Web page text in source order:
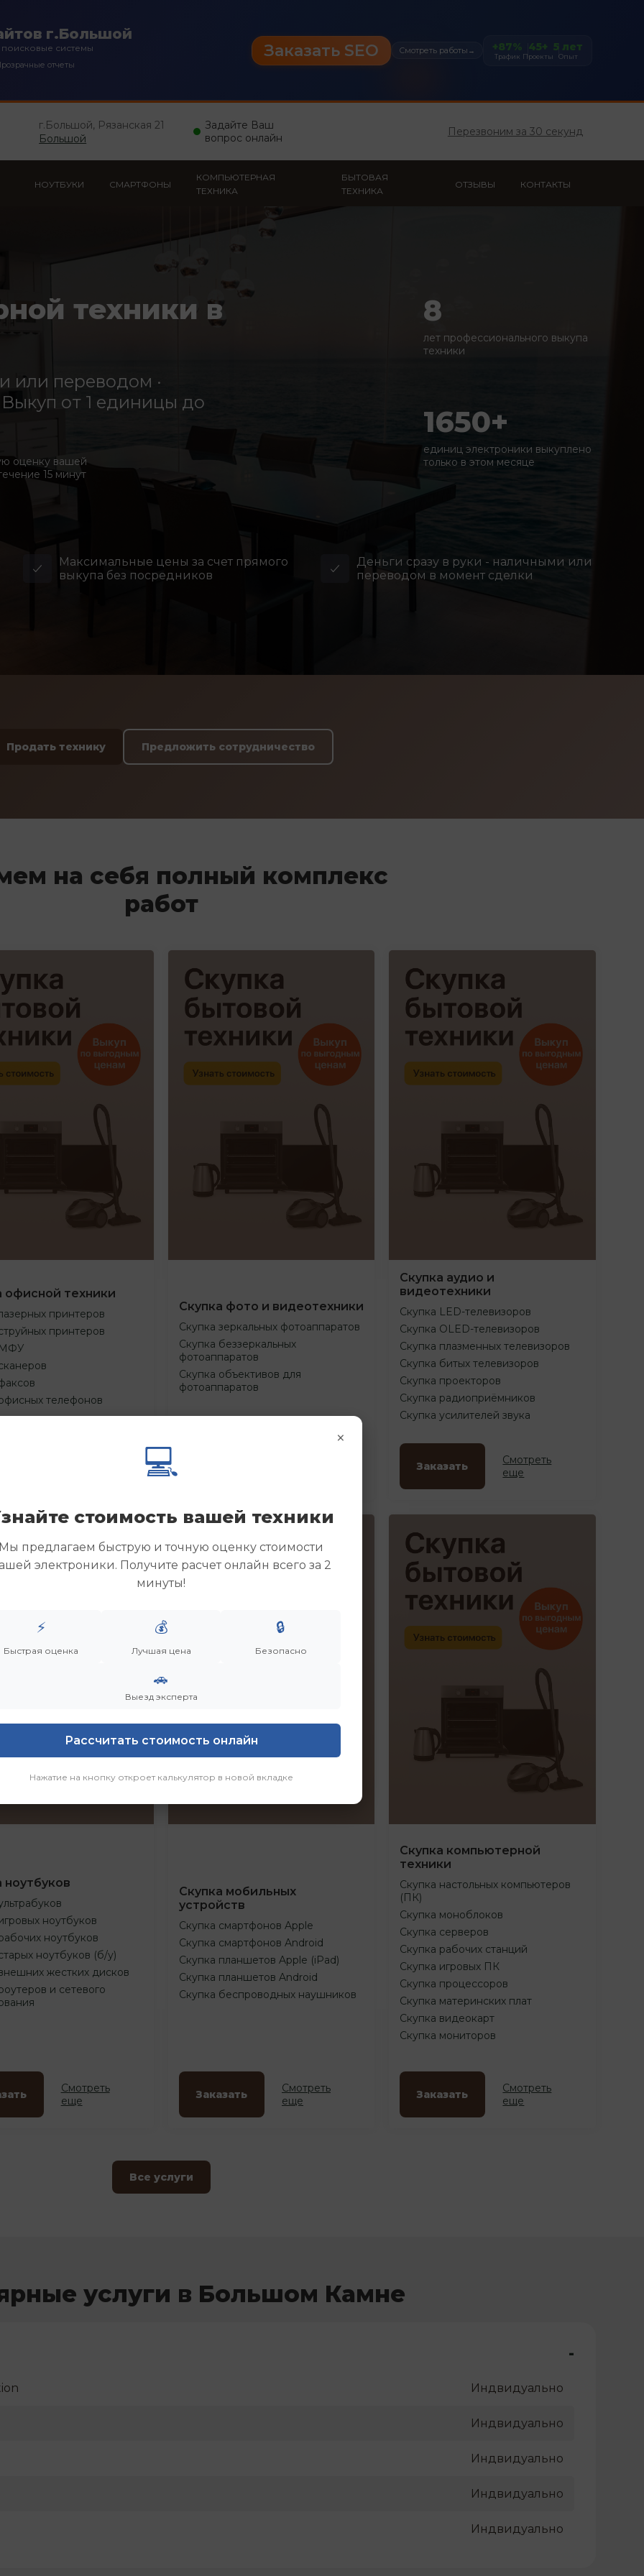
г.Большой
системы
отчеты
Заказать SEO Смотреть работы → +87%
Трафик
45+
Проекты
5 лет
Опыт
г.Большой, Рязанская 21
Большой
Задайте Ваш
вопрос онлайн
Перезвоним за 30 секунд
НОУТБУКИ СМАРТФОНЫ
КОМПЬЮТЕРНАЯ
ТЕХНИКА
БЫТОВАЯ
ТЕХНИКА
ОТЗЫВЫ КОНТАКТЫ
техники в
или переводом ·
от 1 единицы до
оценку вашей
15 минут
8
лет профессионального выкупа
техники
1650+
единиц электроники выкуплено
только в этом месяце
Максимальные цены за счет прямого
выкупа без посредников
Деньги сразу в руки - наличными или
переводом в момент сделки
Продать технику Предложить сотрудничество
на себя полный комплекс
работ
офисной техники
принтеров
принтеров
МФУ
телефонов
Скупка фото и видеотехники
Скупка зеркальных фотоаппаратов
Скупка беззеркальных
фотоаппаратов
Скупка объективов для
фотоаппаратов
Скупка аудио и
видеотехники
Скупка LED-телевизоров
Скупка OLED-телевизоров
Скупка плазменных телевизоров
Скупка битых телевизоров
Скупка проекторов
Скупка радиоприёмников
Скупка усилителей звука
Заказать
Смотреть
еще
ноутбуков
ноутбуков
ноутбуков
ноутбуков (б/у)
жестких дисков
и сетевого
Смотреть
еще
Скупка мобильных
устройств
Скупка смартфонов Apple
Скупка смартфонов Android
Скупка планшетов Apple (iPad)
Скупка планшетов Android
Скупка беспроводных наушников
Заказать
Смотреть
еще
Скупка компьютерной
техники
Скупка настольных компьютеров
(ПК)
Скупка моноблоков
Скупка серверов
Скупка рабочих станций
Скупка игровых ПК
Скупка процессоров
Скупка материнских плат
Скупка видеокарт
Скупка мониторов
Заказать
Смотреть
еще
Все услуги
услуги в Большом Камне
-
Индвидуально
Индвидуально
Индвидуально
Индвидуально
Индвидуально
×
💻
стоимость вашей техники
предлагаем быструю и точную оценку стоимости
электроники. Получите расчет онлайн всего за 2
минуты!
⚡
Быстрая оценка
💰
Лучшая цена
🔒
Безопасно
🚗
Выезд эксперта
Рассчитать стоимость онлайн
Нажатие на кнопку откроет калькулятор в новой вкладке